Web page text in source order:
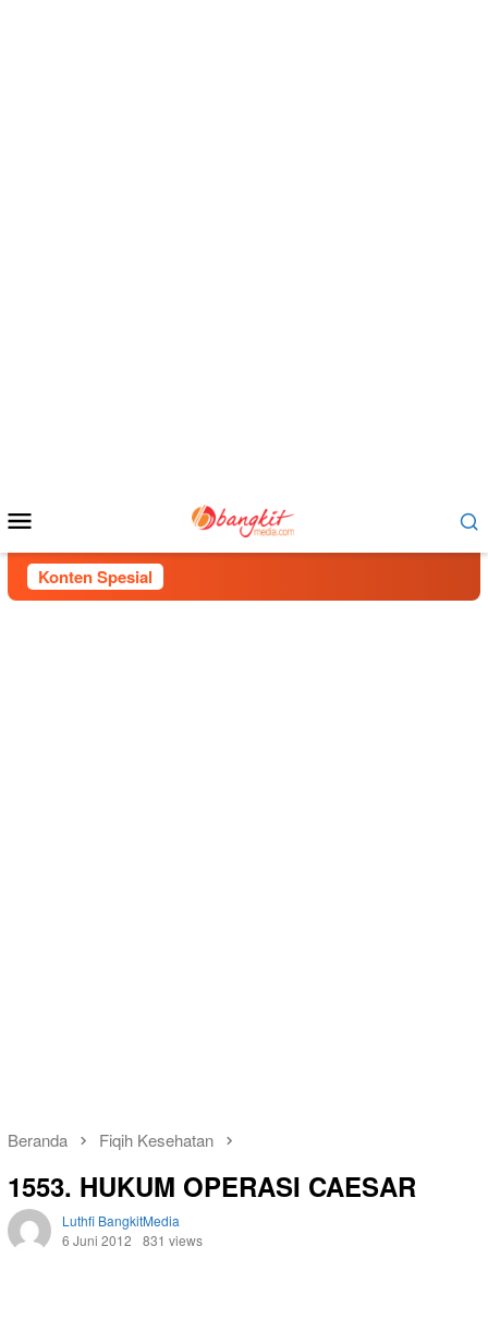
Mobile
Konten Spesial
Beranda Fiqih Kesehatan
1553. HUKUM OPERASI CAESAR
Luthfi BangkitMedia
6 Juni 2012
831 views